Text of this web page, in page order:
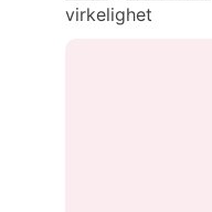
virkelighet